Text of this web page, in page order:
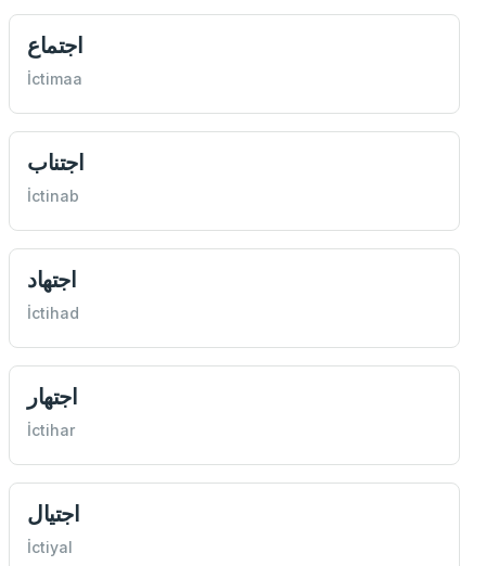
اجتماع
İctimaa
اجتناب
İctinab
اجتهاد
İctihad
اجتهار
İctihar
اجتيال
İctiyal